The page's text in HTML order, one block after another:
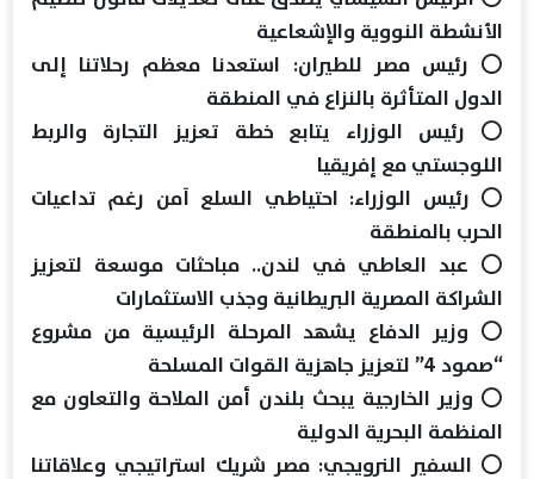
الأنشطة النووية والإشعاعية
⭕ رئيس مصر للطيران: استعدنا معظم رحلاتنا إلى
الدول المتأثرة بالنزاع في المنطقة
⭕ رئيس الوزراء يتابع خطة تعزيز التجارة والربط
اللوجستي مع إفريقيا
⭕ رئيس الوزراء: احتياطي السلع آمن رغم تداعيات
الحرب بالمنطقة
⭕ عبد العاطي في لندن.. مباحثات موسعة لتعزيز
الشراكة المصرية البريطانية وجذب الاستثمارات
⭕ وزير الدفاع يشهد المرحلة الرئيسية من مشروع
“صمود 4” لتعزيز جاهزية القوات المسلحة
⭕ وزير الخارجية يبحث بلندن أمن الملاحة والتعاون مع
المنظمة البحرية الدولية
⭕ السفير النرويجي: مصر شريك استراتيجي وعلاقاتنا